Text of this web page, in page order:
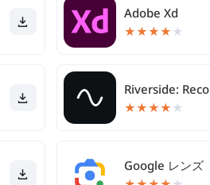
Adobe Xd
★★★★ ★
★★★★ ★
Google レンズ